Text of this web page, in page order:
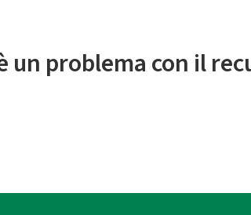
un problema con il